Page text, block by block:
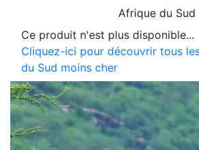
Afrique du Sud
Ce produit n'est plus disponible...
Cliquez-ici pour découvrir tous
du Sud moins cher